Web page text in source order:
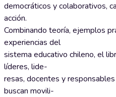
democráticos y colaborativos,
acción.
Combinando teoría, ejemplos
experiencias del
sistema educativo chileno, el
líderes, lide-
resas, docentes y
buscan movili-